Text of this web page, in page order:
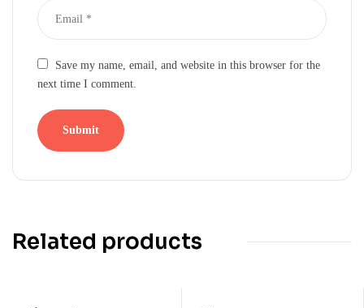
Save my name, email, and website in this browser for the
next time I comment.
Related products